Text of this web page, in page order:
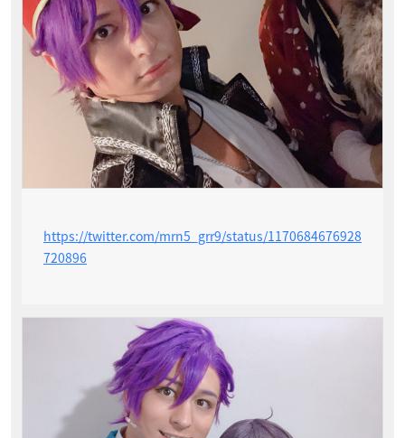
https://twitter.com/mrn5_grr9/status/1170684676928
720896